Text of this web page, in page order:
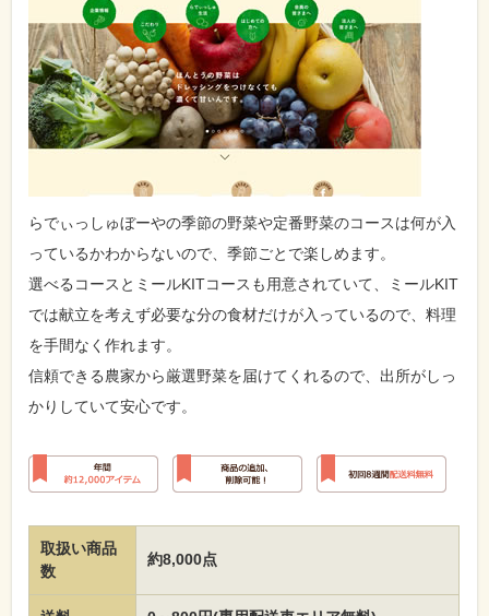
らでぃっしゅぼーやの季節の野菜や定番野菜のコースは何が入
っているかわからないので、季節ごとで楽しめます。
選べるコースとミールKITコースも用意されていて、ミールKIT
では献立を考えず必要な分の食材だけが入っているので、料理
を手間なく作れます。
信頼できる農家から厳選野菜を届けてくれるので、出所がしっ
かりしていて安心です。
取扱い商品
数
約8,000点